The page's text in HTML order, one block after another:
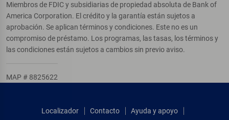
Miembros de FDIC y subsidiarias de propiedad absoluta de Bank of
America Corporation. El crédito y la garantía están sujetos a
aprobación. Se aplican términos y condiciones. Este no es un
compromiso de préstamo. Los programas, las tasas, los términos y
las condiciones están sujetos a cambios sin previo aviso.
MAP # 8825622
Localizador Contacto
Ayuda y apoyo